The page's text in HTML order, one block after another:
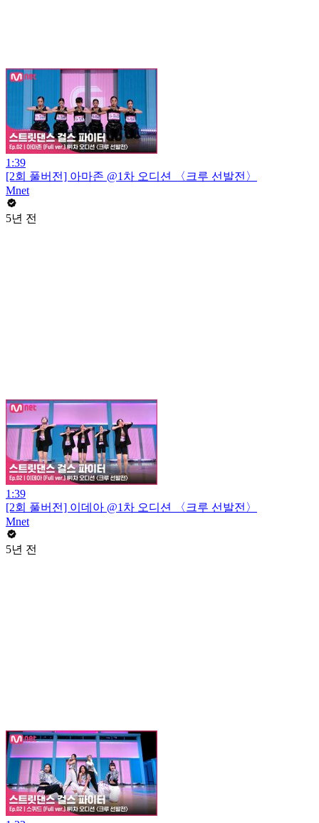
1:39
[2회 풀버전] 아마존 @1차 오디션 〈크루 선발전〉
Mnet
5년 전
1:39
[2회 풀버전] 이데아 @1차 오디션 〈크루 선발전〉
Mnet
5년 전